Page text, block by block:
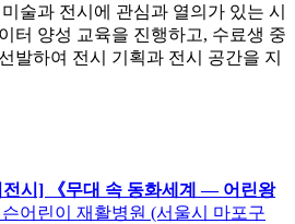
술과 전시에 관심과 열의가 있는 시
터 양성 교육을 진행하고, 수료생 중
발하여 전시 기획과 전시 공간을 지
전시] 《무대 속 동화세계 ― 어린왕
어린이 재활병원 (서울시 마포구